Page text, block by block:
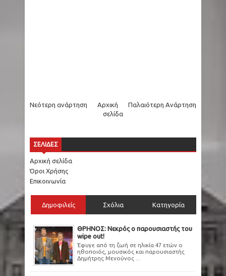
Νεότερη ανάρτηση Παλαιότερη Ανάρτηση
Αρχική
σελίδα
ΣΕΛΙΔΕΣ
Αρχική σελίδα
Όροι Χρήσης
Επικοινωνία
Δημοφιλείς Σχόλια Κατηγορία
ΘΡΗΝΟΣ: Νεκρός ο παρουσιαστής του
wipe out!
Έφυγε από τη ζωή σε ηλικία 47 ετών ο
ηθοποιός, μουσικός και παρουσιαστής
Δημήτρης Μενούνος ...